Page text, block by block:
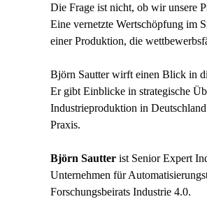
Die Frage ist nicht, ob wir unsere
Eine vernetzte Wertschöpfung im
einer Produktion, die
Björn Sautter wirft einen Blick in
Er gibt Einblicke in strategische
Industrieproduktion in
Praxis.
Björn Sautter ist Senior Expert
Unternehmen für
Forschungsbeirats Industrie 4.0.